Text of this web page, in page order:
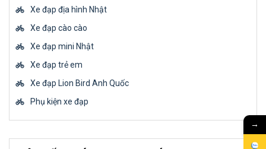
Xe đạp địa hình Nhật
Xe đạp cào cào
Xe đạp mini Nhật
Xe đạp trẻ em
Xe đạp Lion Bird Anh Quốc
Phụ kiện xe đạp
→